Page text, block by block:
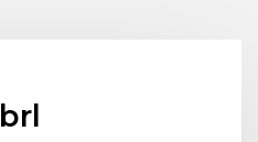
Us دولار مقابل brl